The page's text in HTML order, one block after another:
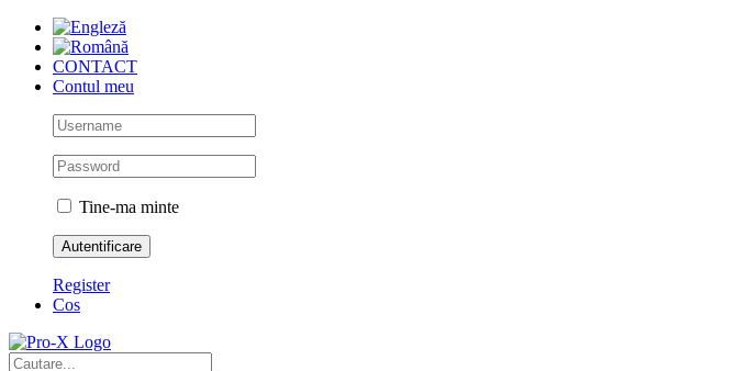
Skip
contentCONTACT
Contul meu
Tine-ma minte
Register
Cos
Cautare...